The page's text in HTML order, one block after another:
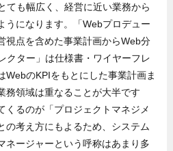
ても幅広く、経営に近い業務から
うになります。「Webプロデュー
視点を含めた事業計画からWeb分
クター」は仕様書・ワイヤーフレ
WebのKPIをもとにした事業計画ま
務領域は重なることが大半です
くるのが「プロジェクトマネジメ
の考え方にもよるため、システム
ネージャーという呼称はあまり多